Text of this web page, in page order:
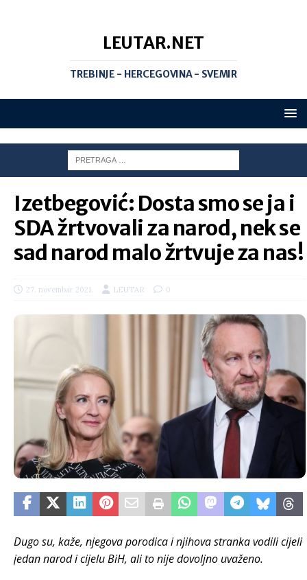
LEUTAR.NET
TREBINJE - HERCEGOVINA - SVEMIR
Izetbegović: Dosta smo se ja i
SDA žrtvovali za narod, nek se
sad narod malo žrtvuje za nas!
27. novembar 2021. LEUTAR 0
Dugo su, kaže, njegova porodica i njihova stranka vodili cijeli
jedan narod i cijelu BiH, ali to nije dovoljno uvaženo.